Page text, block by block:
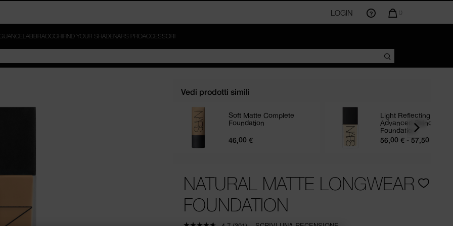
MOISTURIZER DA 79€*.
LOGIN
LA
AMMONTA
0
LABBRAOCCHI FIND YOUR SHADENARS PROACCESSORI
Vedi prodotti simili
Soft Matte Complete
Foundation
46,00 €
Light Reflecting
Advanced Skincare
Foundation
56,00 € - 57,50 €
NATURAL MATTE LONGWEAR
FOUNDATION